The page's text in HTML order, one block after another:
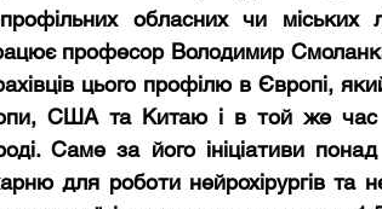
обласних чи
професор Володимир
цього профілю в Європі,
США та Китаю і в той же час
Саме за його ініціативи
для роботи нейрохірургів та